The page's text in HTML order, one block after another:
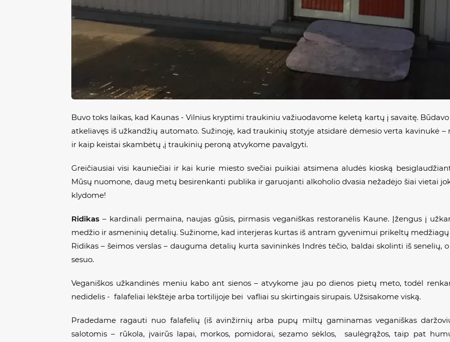
Buvo toks laikas, kad Kaunas - Vilnius kryptimi traukiniu važiuodavome keletą kartų į savaitę.
atkeliavęs iš užkandžių automato. Sužinoję, kad traukinių stotyje atsidarė dėmesio verta kavinukė
ir kaip keistai skambėtų ,į traukinių peroną atvykome pavalgyti.
Greičiausiai visi kauniečiai ir kai kurie miesto svečiai puikiai atsimena aludės kioską
Mūsų nuomone, daug metų besirenkanti publika ir garuojanti alkoholio dvasia nežadėjo šiai vietai
klydome!
Ridikas – kardinali permaina, naujas gūsis, pirmasis veganiškas restoranėlis Kaune. Įžengus į
medžio ir asmeninių detalių. Sužinome, kad interjeras kurtas iš antram gyvenimui prikeltų
Ridikas – šeimos verslas – dauguma detalių kurta savininkės Indrės tėčio, baldai skolinti iš senelių,
sesuo.
Veganiškos užkandinės meniu kabo ant sienos – atvykome jau po dienos pietų meto, todėl
nedidelis - falafeliai lėkštėje arba tortilijoje bei vafliai su skirtingais sirupais. Užsisakome viską.
Pradedame ragauti nuo falafelių (iš avinžirnių arba pupų miltų gaminamas veganiškas
salotomis – rūkola, įvairūs lapai, morkos, pomidorai, sezamo sėklos, saulėgrąžos, taip pat